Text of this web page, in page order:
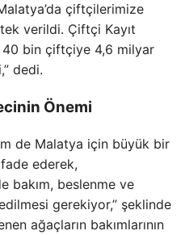
çiftçilerimize
verildi. Çiftçi Kayıt
40 bin çiftçiye 4,6 milyar
dedi.
Önemi
de Malatya için büyük bir
ederek,
bakım, beslenme ve
gerekiyor,” şeklinde
ağaçların bakımlarının